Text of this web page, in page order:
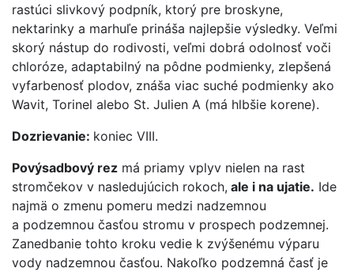
rastúci slivkový podpník, ktorý pre broskyne,
nektarinky a marhuľe prináša najlepšie výsledky. Veľmi
skorý nástup do rodivosti, veľmi dobrá odolnosť voči
chloróze, adaptabilný na pôdne podmienky, zlepšená
vyfarbenosť plodov, znáša viac suché podmienky ako
Wavit, Torinel alebo St. Julien A (má hlbšie korene).
Dozrievanie: koniec VIII.
Povýsadbový rez má priamy vplyv nielen na rast
stromčekov v nasledujúcich rokoch, ale i na ujatie. Ide
najmä o zmenu pomeru medzi nadzemnou
a podzemnou časťou stromu v prospech podzemnej.
Zanedbanie tohto kroku vedie k zvýšenému výparu
vody nadzemnou časťou. Nakoľko podzemná časť je